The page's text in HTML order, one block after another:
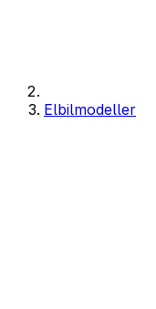
Elbilmodeller